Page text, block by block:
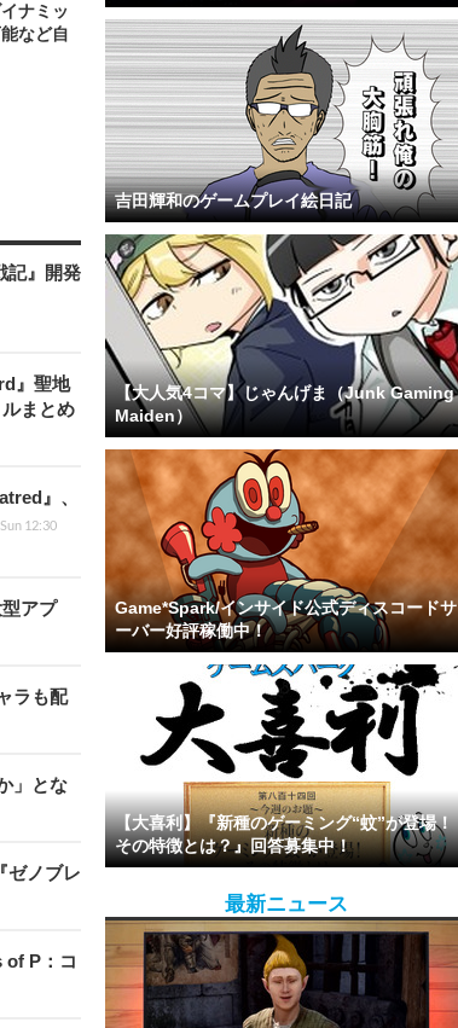
ナミッ
など自
記』開発
』聖地
まとめ
』、
12:30
アプ
ラも配
」とな
ゼノブレ
of P：コ
吉田輝和のゲームプレイ絵日記
【大人気4コマ】じゃんげま（Junk Gaming
Maiden）
Game*Spark/インサイド公式ディスコードサ
ーバー好評稼働中！
【大喜利】『新種のゲーミング“蚊”が登場！
その特徴とは？』回答募集中！
最新ニュース